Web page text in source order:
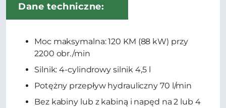
Dane techniczne:
Moc maksymalna: 120 KM (88 kW) przy
2200 obr./min
Silnik: 4-cylindrowy silnik 4,5 l
Potężny przepływ hydrauliczny 70 l/min
Bez kabiny lub z kabiną i napęd na 2 lub 4